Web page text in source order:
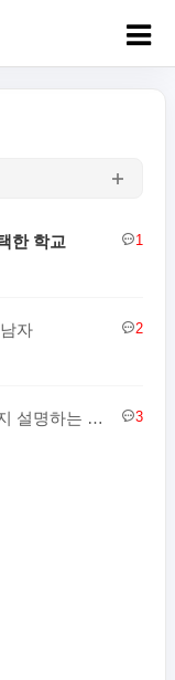
한 학교
1
자
2
일본 시골이 어떤 느낌인지 설명하는 일본인
3